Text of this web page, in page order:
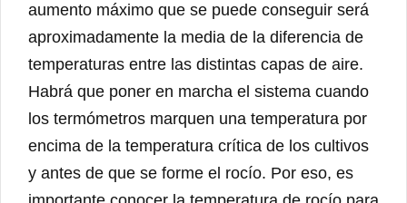
aumento máximo que se puede conseguir será
aproximadamente la media de la diferencia de
temperaturas entre las distintas capas de aire.
Habrá que poner en marcha el sistema cuando
los termómetros marquen una temperatura por
encima de la temperatura crítica de los cultivos
y antes de que se forme el rocío. Por eso, es